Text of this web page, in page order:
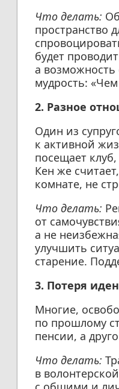
Что делать:
пространство
будет
а
мудрость:
2. Разное
Один из
к активной
посещает
Кен же
комнате, не
Что делать:
от
а не
улучшить
старение.
3. Потеря
Многие,
по прошлому
пенсии, а
Что делать:
в